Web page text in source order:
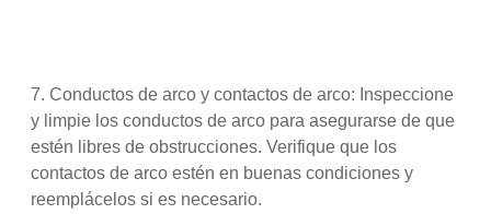
7. Conductos de arco y contactos de arco: Inspeccione
y limpie los conductos de arco para asegurarse de que
estén libres de obstrucciones. Verifique que los
contactos de arco estén en buenas condiciones y
reemplácelos si es necesario.